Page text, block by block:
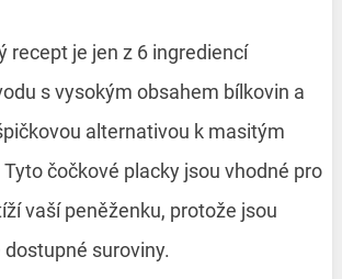
recept je jen z 6 ingrediencí
s vysokým obsahem bílkovin a
alternativou k masitým
čočkové placky jsou vhodné pro
vaší peněženku, protože jsou
suroviny.